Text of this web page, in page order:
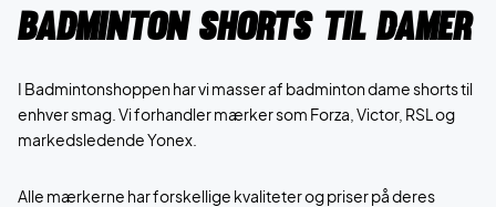
Badminton shorts til damer
I Badmintonshoppen har vi masser af badminton dame shorts til
enhver smag. Vi forhandler mærker som Forza, Victor, RSL og
markedsledende Yonex.
Alle mærkerne har forskellige kvaliteter og priser på deres